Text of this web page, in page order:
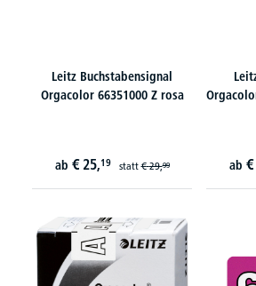
Leitz Buchstabensignal
Orgacolor 66351000 Z rosa
ab € 25,19 statt€ 29,99 ab €